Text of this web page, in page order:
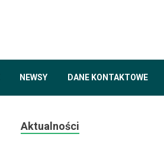
NEWSY DANE KONTAKTOWE
Aktualności